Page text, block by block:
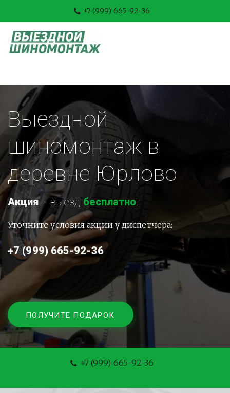
+7 (999) 665-92-36
Выездной
шиномонтаж в
деревне Юрлово
Акция - выезд бесплатно!
Уточните условия акции у диспетчера:
+7 (999) 665-92-36
ПОЛУЧИТЕ ПОДАРОК
+7 (999) 665-92-36